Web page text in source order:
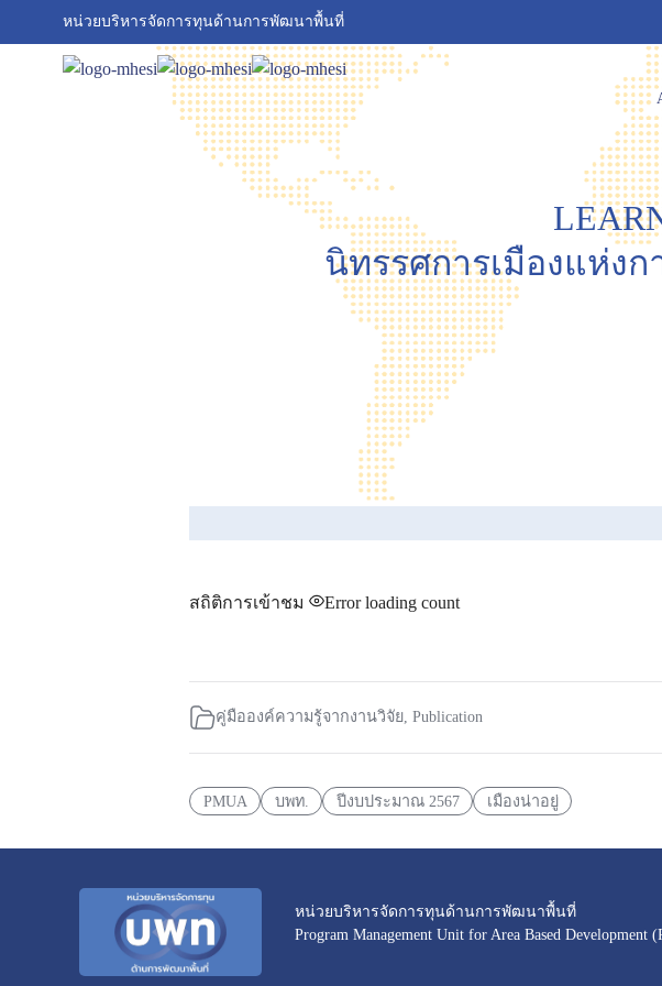
หน่วยบริหารจัดการทุนด้านการพัฒนาพื้นที่
นิทรรศการเมืองแห่ง
สถิติการเข้าชม Error loading count
คู่มือองค์ความรู้จากงานวิจัย Publication
PMUA บพท. ปีงบประมาณ 2567 เมืองน่าอยู่
หน่วยบริหารจัดการทุนด้านการพัฒนาพื้นที่
Program Management Unit for Area Based Development